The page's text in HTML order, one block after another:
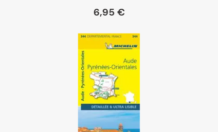
Kleber
Place des libraires
6,95 €